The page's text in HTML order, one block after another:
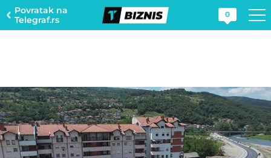
Povratak na
Telegraf.rs
0